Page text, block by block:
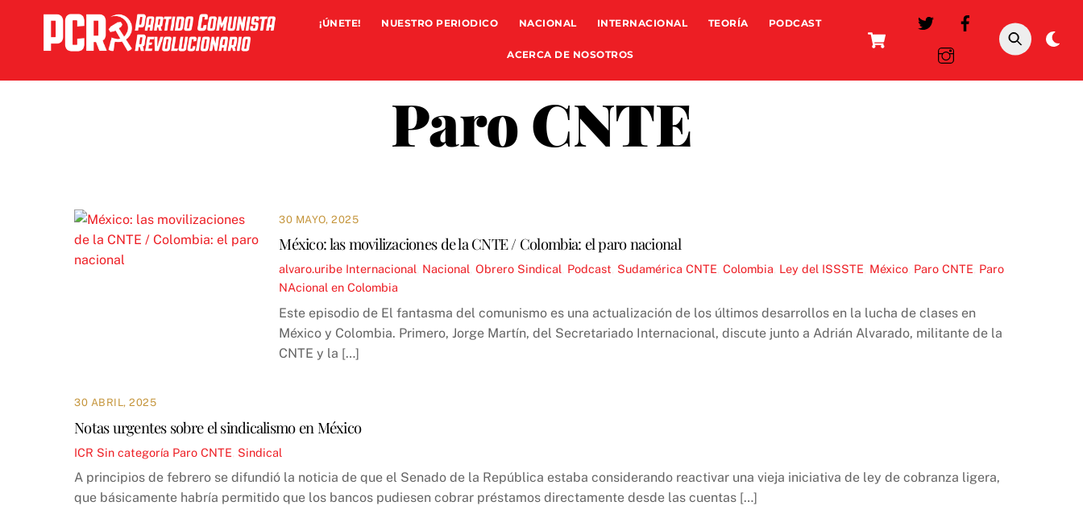
content
Cart
¡ÚNETE! NUESTRO PERIODICO NACIONAL INTERNACIONAL TEORÍA PODCAST
ACERCA DE NOSOTROS
Paro CNTE
30 MAYO, 2025
México: las movilizaciones de la CNTE / Colombia: el paro nacional
alvaro.uribe Internacional Nacional ,Obrero Sindical Podcast Sudamérica CNTE ,Colombia Ley del ISSSTE México Paro CNTE Paro
NAcional en Colombia
Este episodio de El fantasma del comunismo es una actualización de los últimos desarrollos en la lucha de clases en
México y Colombia. Primero, Jorge Martín, del Secretariado Internacional, discute junto a Adrián Alvarado, militante de la
CNTE y la […]
30 ABRIL, 2025
Notas urgentes sobre el sindicalismo en México
ICR Sin categoría Paro CNTE Sindical
A principios de febrero se difundió la noticia de que el Senado de la República estaba considerando reactivar una vieja iniciativa de ley de cobranza ligera,
que básicamente habría permitido que los bancos pudiesen cobrar préstamos directamente desde las cuentas […]